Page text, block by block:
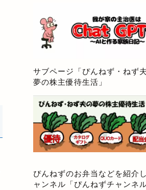
サブページ「ぴんねず・ねず
夢の株主優待生活 」
ぴんねずのお弁当などを紹介
ャンネル「ぴんねずチャンネ